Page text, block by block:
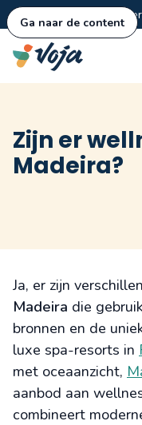
Ga naar de content
Persoonlijke
Zijn er
Madeira?
Ja, er zijn
Madeira die
bronnen en de
luxe spa-resorts in
met oceaanzicht,
aanbod aan
combineert